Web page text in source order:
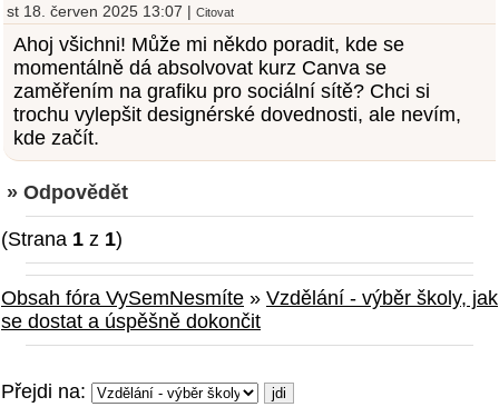
st 18. červen 2025 13:07 | Citovat
Ahoj všichni! Může mi někdo poradit, kde se
momentálně dá absolvovat kurz Canva se
zaměřením na grafiku pro sociální sítě? Chci si
trochu vylepšit designérské dovednosti, ale nevím,
kde začít.
» Odpovědět
(Strana 1 z 1)
Obsah fóra VySemNesmíte » Vzdělání - výběr školy, jak
se dostat a úspěšně dokončit
Přejdi na: